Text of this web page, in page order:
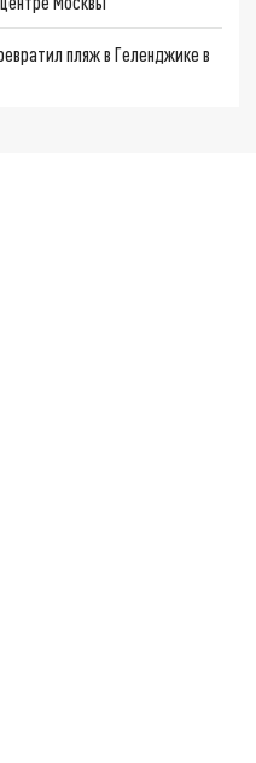
пляж в Геленджике в